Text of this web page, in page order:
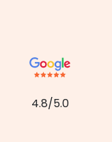
4.8/5.0